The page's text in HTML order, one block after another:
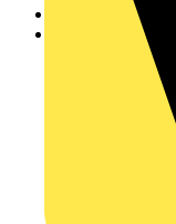
Aufzeichnung